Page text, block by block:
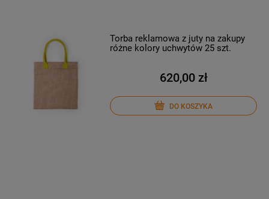
Torba reklamowa z juty na zakupy
różne kolory uchwytów 25 szt.
620,00 zł
DO KOSZYKA